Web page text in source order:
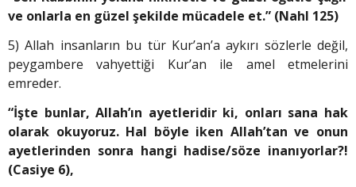
ve onlarla en güzel şekilde mücadele et.” (Nahl 125)
5) Allah insanların bu tür Kur’an’a aykırı sözlerle değil,
peygambere vahyettiği Kur’an ile amel etmelerini
emreder.
“İşte bunlar, Allah’ın ayetleridir ki, onları sana hak
olarak okuyoruz. Hal böyle iken Allah’tan ve onun
ayetlerinden sonra hangi hadise/söze inanıyorlar?!
(Casiye 6),